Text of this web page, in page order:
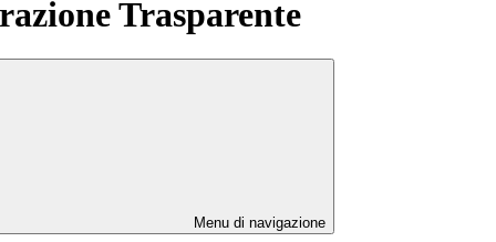
Trasparente
Menu di navigazione